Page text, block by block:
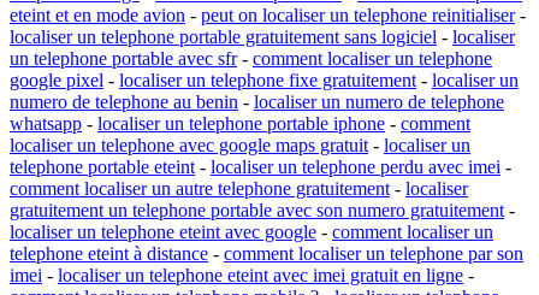
eteint et en mode avion - peut on localiser un telephone reinitialiser-
localiser un telephone portable gratuitement sans logiciel - localiser
un telephone portable avec sfr- comment localiser un telephone
google pixel - localiser un telephone fixe gratuitement - localiser un
numero de telephone au benin - localiser un numero de telephone
whatsapp - localiser un telephone portable iphone - comment
localiser un telephone avec google maps gratuit - localiser un
telephone portable eteint - localiser un telephone perdu avec imei -
comment localiser un autre telephone gratuitement - localiser
gratuitement un telephone portable avec son numero gratuitement -
localiser un telephone eteint avec google - comment localiser un
telephone eteint à distance - comment localiser un telephone par son
imei - localiser un telephone eteint avec imei gratuit en ligne -